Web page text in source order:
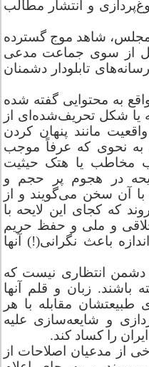
لرستان
مازندران
مرکزی
هرمزگان
همدان
یزد
و انتشار مطالب
مجلس، شاهد موج گسترده
از سوی جماعت مدعی
تابلودار دشمنان
به محتوایی گفته شده
یا شکل تحریف‌شده‌ای از
مانند پنهان کردن
به نحوی که عرفاً موجب
مخاطب یا هتک حیثیت
در هجوم پر حجم و
آن سخن می‌گویند و از
که کجای این لایحه با
و ملی و حفظ حریم
باعث نگرانی‌(!) آنها
دشمن انتظاری نیست که
زبان و قلم آنها
مقابله با هر
و شایعه‌سازی علیه
را کساد کند.
از مدعیان اصلاحات از